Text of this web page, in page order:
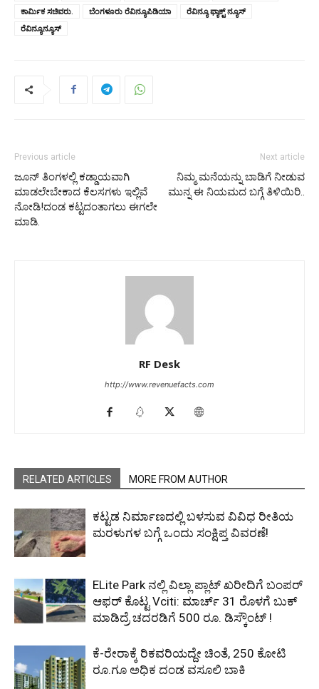
ಕಾರ್ಮಿಕ ಸಚಿವರು.
ಬೆಂಗಳೂರು ರೆವಿನ್ಯೂಪಿಡಿಯಾ
ರೆವಿನ್ಯೂ ಫ್ಯಾಕ್ಟ್ ನ್ಯೂಸ್
ರೆವಿನ್ಯೂನ್ಯೂಸ್
Previous article
ಜೂನ್ ತಿಂಗಳಲ್ಲಿ ಕಡ್ಡಾಯವಾಗಿ
ಮಾಡಲೇಬೇಕಾದ ಕೆಲಸಗಳು ಇಲ್ಲಿವೆ
ನೋಡಿ!ದಂಡ ಕಟ್ಟದಂತಾಗಲು ಈಗಲೇ
ಮಾಡಿ.
Next article
ನಿಮ್ಮ ಮನೆಯನ್ನು ಬಾಡಿಗೆ ನೀಡುವ
ಮುನ್ನ ಈ ನಿಯಮದ ಬಗ್ಗೆ ತಿಳಿಯಿರಿ..
RF Desk
http://www.revenuefacts.com
RELATED ARTICLES MORE FROM AUTHOR
ಕಟ್ಟಡ ನಿರ್ಮಾಣದಲ್ಲಿ ಬಳಸುವ ವಿವಿಧ ರೀತಿಯ
ಮರಳುಗಳ ಬಗ್ಗೆ ಒಂದು ಸಂಕ್ಷಿಪ್ತ ವಿವರಣೆ!
ELite Park ನಲ್ಲಿ ವಿಲ್ಲಾ ಪ್ಲಾಟ್ ಖರೀದಿಗೆ ಬಂಪರ್
ಆಫರ್ ಕೊಟ್ಟ Vciti: ಮಾರ್ಚ್‌ 31 ರೊಳಗೆ ಬುಕ್
ಮಾಡಿದ್ರೆ ಚದರಡಿಗೆ 500 ರೂ. ಡಿಸ್ಕೌಂಟ್ !
ಕೆ-ರೇರಾಕ್ಕೆ ರಿಕವರಿಯದ್ದೇ ಚಿಂತೆ, 250 ಕೋಟಿ
ರೂ.ಗೂ ಅಧಿಕ ದಂಡ ವಸೂಲಿ ಬಾಕಿ